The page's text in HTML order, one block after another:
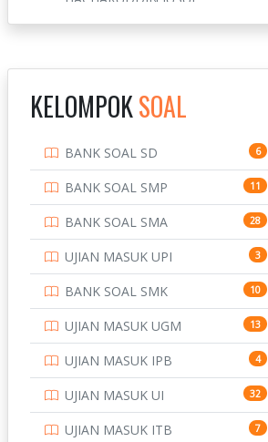
BANDUNG
INSTITUT TEKNOLOGI
INSTITUT TEKNOLOGI
SEPULUH NOVEMBER
10
INSTITUT TEKNOLOGI
SUMATERA
9
IPDN / STPDN 148
PENDIDIKAN 943
PERBANKAN 3
POLRI 169
POLTEK SSN 7
4
KELOMPOKSOAL
BANK SOAL SD 6
BANK SOAL SMP 11
BANK SOAL SMA 28
UJIAN MASUK UPI 3
BANK SOAL SMK 10
UJIAN MASUK UGM 13
UJIAN MASUK IPB 4
UJIAN MASUK UI 32
UJIAN MASUK ITB 7